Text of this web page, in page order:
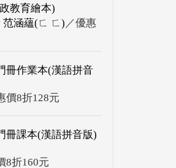
教育繪本)
范涵蘊(ㄈ ㄈ) ／優惠
冊作業本(漢語拼音
價8折128元
冊課本(漢語拼音版)
8折160元